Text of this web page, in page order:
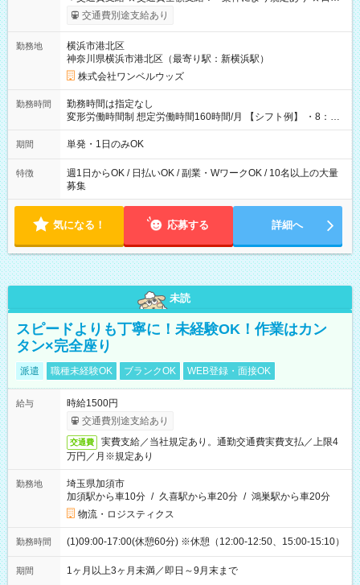
いOK！（規定あり） ┗働いたその日に現金GET♪ お仕事後はコ
ンビニATMから 日払い分を引き落とせます！ 【試用期間】試
交通費別途支給あり
勤務地
横浜市港北区
神奈川県横浜市港北区（最寄り駅：新横浜駅）
株式会社ワンベルウッズ
勤務時間
勤務時間は指定なし
変形労働時間制 想定労働時間160時間/月 【シフト例】 ・8：00
～21：00
期間 単発・1日のみOK
特徴
週1日からOK / 日払いOK / 副業・WワークOK / 10名以上の大量
募集
気になる！ 応募する 詳細へ
未読
スピードよりも丁寧に！未経験OK！作業はカン
タン×完全座り
派遣 職種未経験OK ブランクOK WEB登録・面接OK
給与
時給1500円
交通費別途支給あり
交通費
実費支給／当社規定あり。通勤交通費実費支払／上限4
万円／月※規定あり
勤務地
埼玉県加須市
加須駅から車10分 / 久喜駅から車20分 / 鴻巣駅から車20分
物流・ロジスティクス
勤務時間 (1)09:00-17:00(休憩60分) ※休憩（12:00-12:50、15:00-15:10）
期間 1ヶ月以上3ヶ月未満／即日～9月末まで